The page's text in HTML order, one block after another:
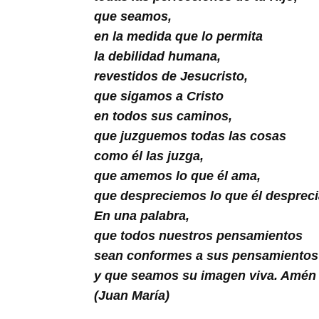
que seamos,
en la medida que lo permita
la debilidad humana,
revestidos de Jesucristo,
que sigamos a Cristo
en todos sus caminos,
que juzguemos todas las cosas
como él las juzga,
que amemos lo que él ama,
que despreciemos lo que él
En una palabra,
que todos nuestros pensamientos
sean conformes a sus pensamientos
y que seamos su imagen viva. Amén
(Juan María)